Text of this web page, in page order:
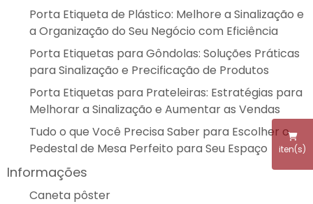
iten(s)
Porta Etiqueta de Plástico: Melhore a Sinalização e
a Organização do Seu Negócio com Eficiência
Porta Etiquetas para Gôndolas: Soluções Práticas
para Sinalização e Precificação de Produtos
Porta Etiquetas para Prateleiras: Estratégias para
Melhorar a Sinalização e Aumentar as Vendas
Tudo o que Você Precisa Saber para Escolher o
Pedestal de Mesa Perfeito para Seu Espaço
Informações
Caneta pôster